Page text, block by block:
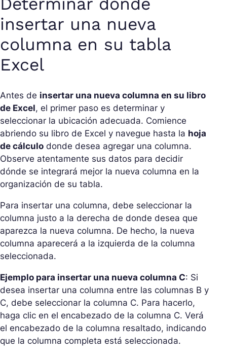
insertar una nueva
columna en su tabla
Excel
Antes de insertar una nueva columna en su libro
de Excel, el primer paso es determinar y
seleccionar la ubicación adecuada. Comience
abriendo su libro de Excel y navegue hasta la hoja
de cálculo donde desea agregar una columna.
Observe atentamente sus datos para decidir
dónde se integrará mejor la nueva columna en la
organización de su tabla.
Para insertar una columna, debe seleccionar la
columna justo a la derecha de donde desea que
aparezca la nueva columna. De hecho, la nueva
columna aparecerá a la izquierda de la columna
seleccionada.
Ejemplo para insertar una nueva columna C: Si
desea insertar una columna entre las columnas B y
C, debe seleccionar la columna C. Para hacerlo,
haga clic en el encabezado de la columna C. Verá
el encabezado de la columna resaltado, indicando
que la columna completa está seleccionada.